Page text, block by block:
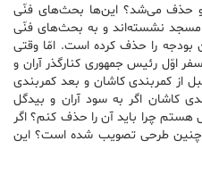
دو حذف می‌شد؟ این‌ها بحث‌های فنّی
نشسته‌اند و به بحث‌های فنّی
بودجه را حذف کرده است. امّا وقتی
اوّل رئیس جمهوری کنارگذر آران و
از کمربندی کاشان و بعد کمربندی
کاشان اگر به سود آران و بیدگل
هستم چرا باید آن را حذف کنم؟ اگر
چنین طرحی تصویب شده است؟ این